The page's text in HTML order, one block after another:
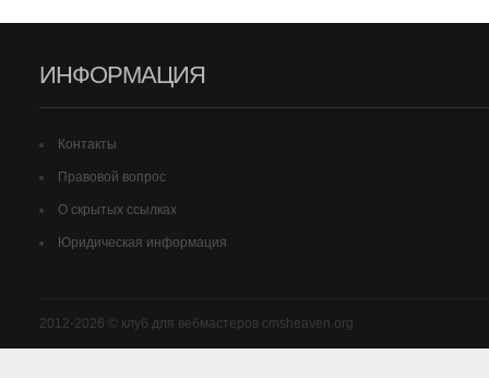
ИНФОРМАЦИЯ
Контакты
Правовой вопрос
О скрытых ссылках
Юридическая информация
2012-2026 © клуб для вебмастеров cmsheaven.org